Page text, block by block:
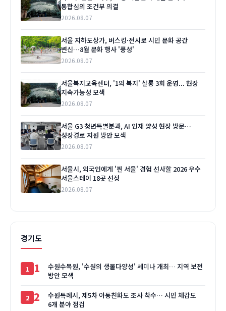
통합심의 조건부 의결
2026.08.07
서울 지하도상가, 버스킹·전시로 시민 문화 공간
변신…8월 문화 행사 '풍성'
2026.08.07
서울복지교육센터, '1의 복지' 살롱 3회 운영... 현장
지속가능성 모색
2026.08.07
서울 G3 청년특별분과, AI 인재 양성 현장 방문…
성장경로 지원 방안 모색
2026.08.07
서울시, 외국인에게 '찐 서울' 경험 선사할 2026 우수
서울스테이 18곳 선정
2026.08.07
경기도
1
수원수목원, '수원의 생물다양성' 세미나 개최… 지역 보전
방안 모색
2
수원특례시, 제5차 아동친화도 조사 착수… 시민 체감도
6개 분야 점검